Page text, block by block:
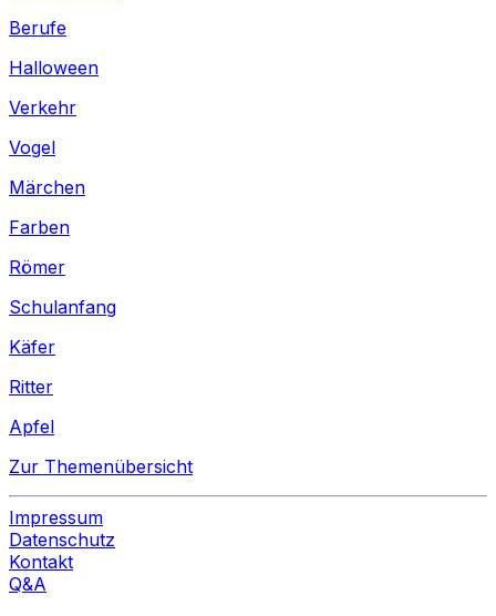
Berufe
Halloween
Verkehr
Vogel
Märchen
Farben
Römer
Schulanfang
Käfer
Ritter
Apfel
Zur Themenübersicht
Impressum
Datenschutz
Kontakt
Q&A